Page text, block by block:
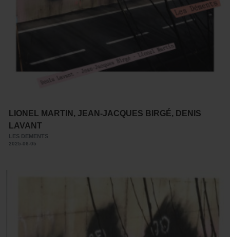
LIONEL MARTIN, JEAN-JACQUES BIRGÉ, DENIS
LAVANT
LES DEMENTS
2025-06-05